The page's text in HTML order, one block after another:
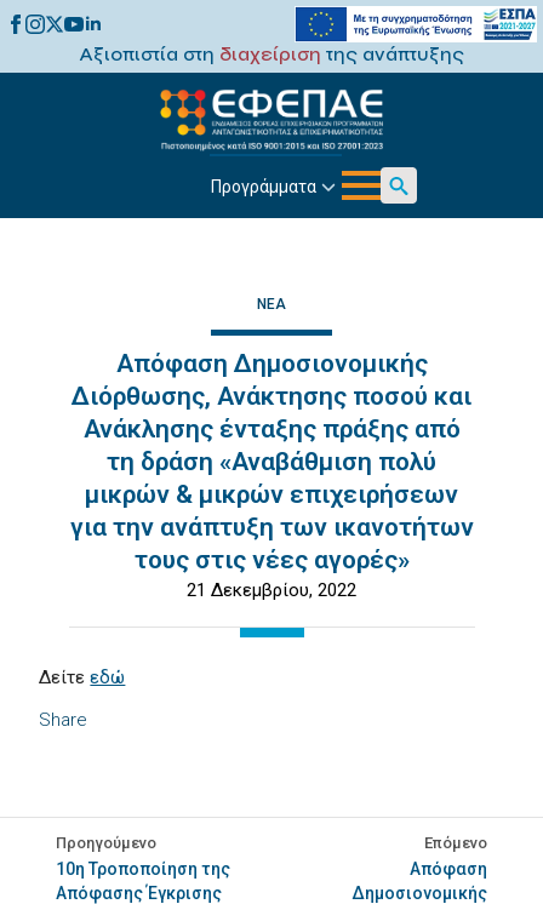
Αξιοπιστία στη διαχείριση της ανάπτυξης
Προγράμματα
Search
ΝΈΑ
Απόφαση Δημοσιονομικής
Διόρθωσης, Ανάκτησης ποσού και
Ανάκλησης ένταξης πράξης από
τη δράση «Αναβάθμιση πολύ
μικρών & μικρών επιχειρήσεων
για την ανάπτυξη των ικανοτήτων
τους στις νέες αγορές»
21 Δεκεμβρίου, 2022
Share
Δείτεεδώ
Προηγούμενο
10η Τροποποίηση της
Απόφασης Έγκρισης
Επόμενο
Απόφαση
Δημοσιονομικής